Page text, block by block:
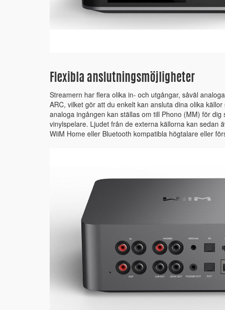
Flexibla anslutningsmöjligheter
Streamern har flera olika in- och utgångar, såväl
ARC, vilket gör att du enkelt kan ansluta dina olika
analoga ingången kan ställas om till Phono (MM) för dig
vinylspelare. Ljudet från de externa källorna kan sedan
WiiM Home eller Bluetooth kompatibla högtalare eller